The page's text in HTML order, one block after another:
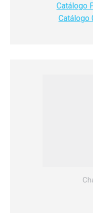
Catálogo
Catálogo